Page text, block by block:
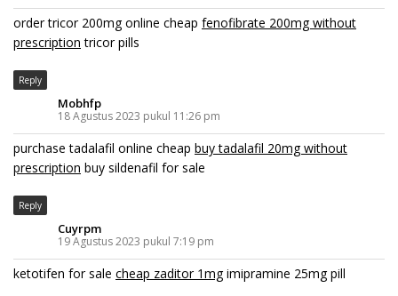
order tricor 200mg online cheap fenofibrate 200mg without
prescription tricor pills
Reply
Mobhfp
18 Agustus 2023 pukul 11:26 pm
purchase tadalafil online cheap buy tadalafil 20mg without
prescription buy sildenafil for sale
Reply
Cuyrpm
19 Agustus 2023 pukul 7:19 pm
ketotifen for sale cheap zaditor 1mgimipramine 25mg pill